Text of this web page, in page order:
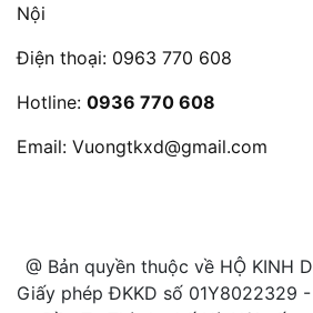
Nội
Điện thoại: 0963 770 608
Hotline: 0936 770 608
Email: Vuongtkxd@gmail.com
@ Bản quyền thuộc về HỘ KINH
Giấy phép ĐKKD số 01Y8022329